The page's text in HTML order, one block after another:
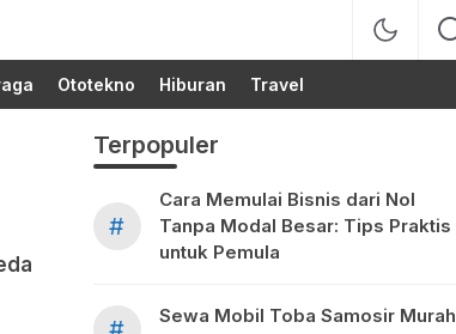
Ototekno Hiburan Travel
Terpopuler
#
Cara Memulai Bisnis dari Nol
Tanpa Modal Besar: Tips Praktis
untuk Pemula
Sewa Mobil Toba Samosir Murah